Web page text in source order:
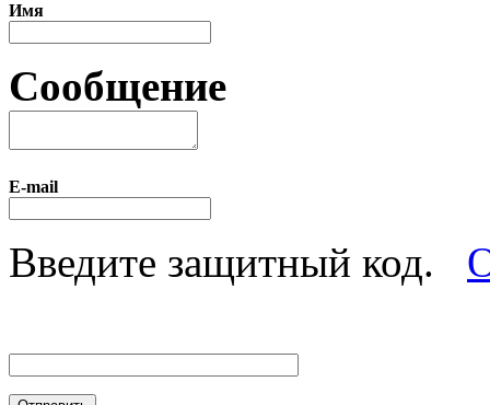
Имя
Сообщение
E-mail
Введите защитный код.